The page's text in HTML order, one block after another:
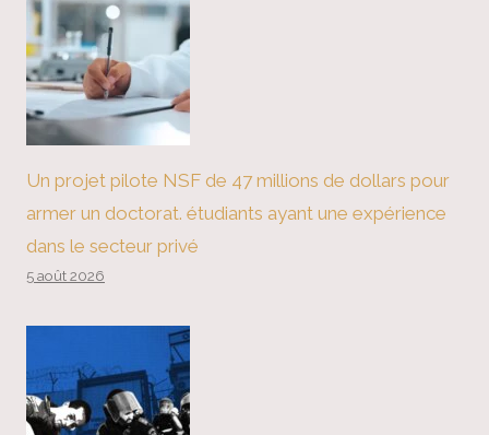
Un projet pilote NSF de 47 millions de dollars pour
armer un doctorat. étudiants ayant une expérience
dans le secteur privé
5 août 2026